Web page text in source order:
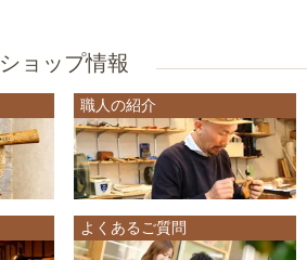
ショップ情報
職人の紹介
よくあるご質問